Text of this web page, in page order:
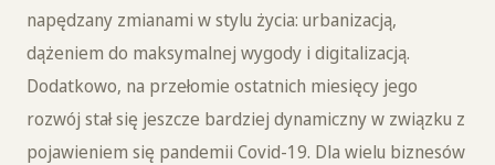
napędzany zmianami w stylu życia: urbanizacją,
dążeniem do maksymalnej wygody i digitalizacją.
Dodatkowo, na przełomie ostatnich miesięcy jego
rozwój stał się jeszcze bardziej dynamiczny w związku z
pojawieniem się pandemii Covid-19. Dla wielu biznesów